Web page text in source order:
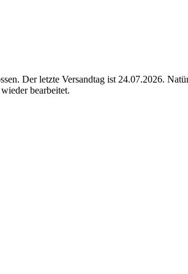
Der letzte Versandtag ist 24.07.2026.
bearbeitet.